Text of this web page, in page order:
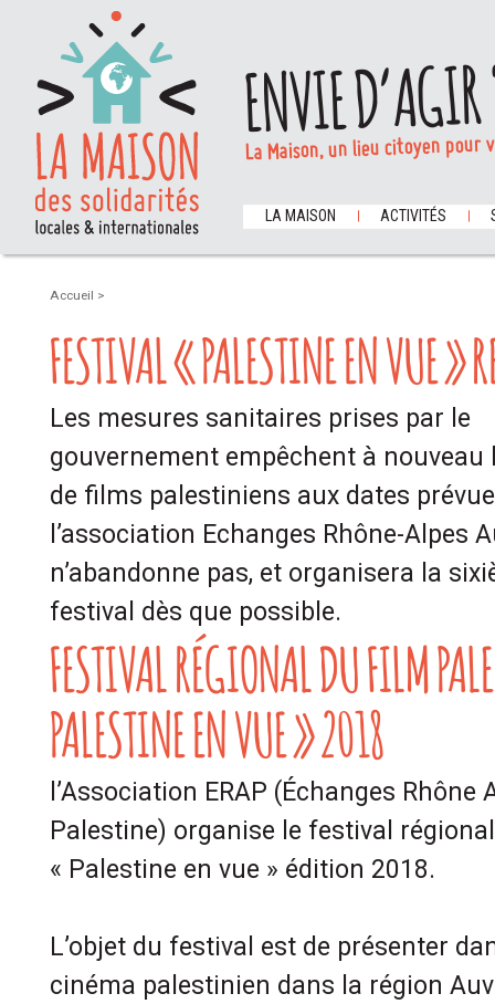
ENVIE
La Maison, un lieu citoyen
LA MAISON ACTIVITÉS
Accueil >
FESTIVAL « PALESTINE EN VUE »
Les mesures sanitaires prises par le
gouvernement empêchent à
de films palestiniens aux dates
l’association Echanges Rhône-Alpes
n’abandonne pas, et organisera la
festival dès que possible.
FESTIVAL RÉGIONAL DU FILM
PALESTINE EN VUE » 2018
l’Association ERAP (Échanges Rhône
Palestine) organise le festival
« Palestine en vue » édition 2018.
L’objet du festival est de présenter
cinéma palestinien dans la région